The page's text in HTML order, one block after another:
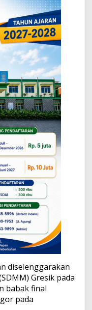
diselenggarakan
Gresik pada
babak final
pada